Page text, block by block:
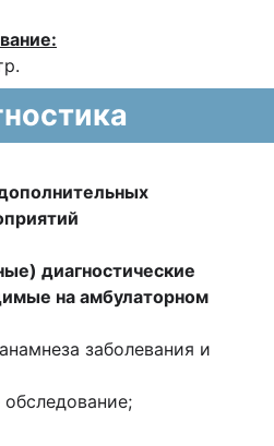
диагностические
на амбулаторном
заболевания и